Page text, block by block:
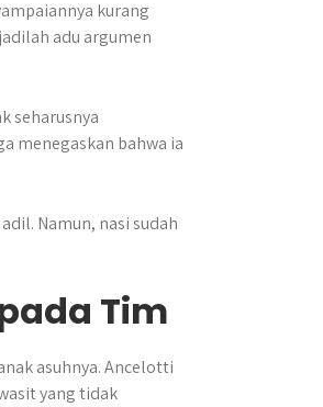
kurang
adu argumen
seharusnya
menegaskan bahwa ia
Namun, nasi sudah
Tim
asuhnya. Ancelotti
yang tidak